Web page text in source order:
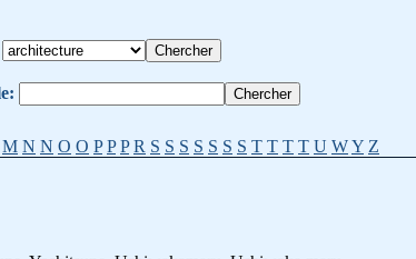
M N N O O P P P R S S S S S S S T T T T U WY Z